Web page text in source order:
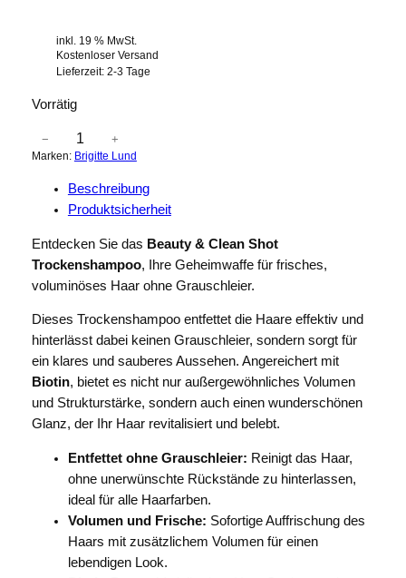
inkl. 19 % MwSt.
Kostenloser Versand
Lieferzeit: 2-3 Tage
Vorrätig
r
t
t
e
u
n
d
B
e
a
− +
Marken: Brigitte Lund
Beschreibung
Produktsicherheit
Entdecken Sie das Beauty & Clean Shot
Trockenshampoo, Ihre Geheimwaffe für frisches,
voluminöses Haar ohne Grauschleier.
Dieses Trockenshampoo entfettet die Haare effektiv und
hinterlässt dabei keinen Grauschleier, sondern sorgt für
ein klares und sauberes Aussehen. Angereichert mit
Biotin, bietet es nicht nur außergewöhnliches Volumen
und Strukturstärke, sondern auch einen wunderschönen
Glanz, der Ihr Haar revitalisiert und belebt.
Entfettet ohne Grauschleier: Reinigt das Haar,
ohne unerwünschte Rückstände zu hinterlassen,
ideal für alle Haarfarben.
Volumen und Frische: Sofortige Auffrischung des
Haars mit zusätzlichem Volumen für einen
lebendigen Look.